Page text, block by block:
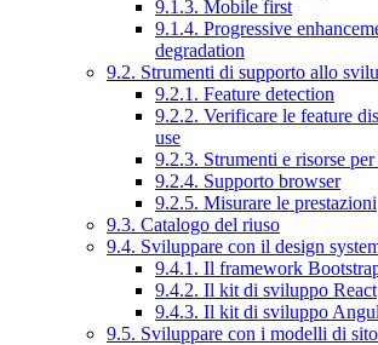
9.1.3. Mobile first
9.1.4. Progressive
degradation
9.2. Strumenti di supporto allo
9.2.1. Feature detection
9.2.2. Verificare le feature
use
9.2.3. Strumenti e risorse
9.2.4. Supporto browser
9.2.5. Misurare le prestazioni
9.3. Catalogo del riuso
9.4. Sviluppare con il design
9.4.1. Il framework
9.4.2. Il kit di sviluppo React
9.4.3. Il kit di sviluppo
9.5. Sviluppare con i modelli di